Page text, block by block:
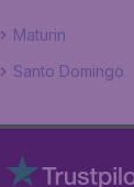
Maturin
Santo Domingo